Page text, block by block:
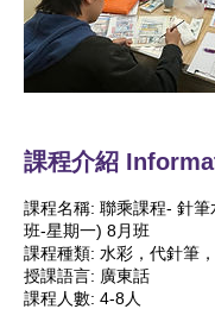
課程介紹
課程名稱: 聯乘課程- 針筆
班-星期一) 8月班
課程種類: 水彩，代針筆
授課語言: 廣東話
課程人數: 4-8人